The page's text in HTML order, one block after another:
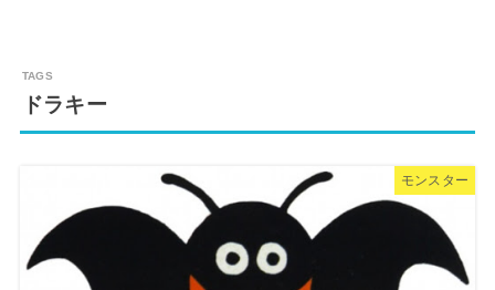
ドラキー
モンスター